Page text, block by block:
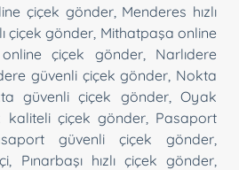
çiçek gönder, Menderes hızlı
çiçek gönder Mithatpaşa online
çiçek gönder, Narlıdere
güvenli çiçek gönder Nokta
güvenli çiçek gönder,Oyak
kaliteli çiçek gönder, Pasaport
güvenli çiçek gönder
Pınarbaşı hızlı çiçek gönder